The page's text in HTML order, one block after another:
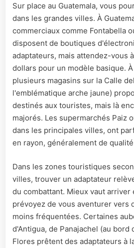
Sur place au Guatemala, vous
dans les grandes villes. À
commerciaux comme Fontabella
disposent de boutiques
adaptateurs, mais attendez-vous
dollars pour un modèle basique.
plusieurs magasins sur la Calle
l'emblématique arche jaune)
destinés aux touristes, mais là
majorés. Les supermarchés Paiz
dans les principales villes, ont
en rayon, généralement de
Dans les zones touristiques
villes, trouver un adaptateur
du combattant. Mieux vaut arriver
prévoyez de vous aventurer vers
moins fréquentées. Certaines
d'Antigua, de Panajachel (au bord
Flores prêtent des adaptateurs à